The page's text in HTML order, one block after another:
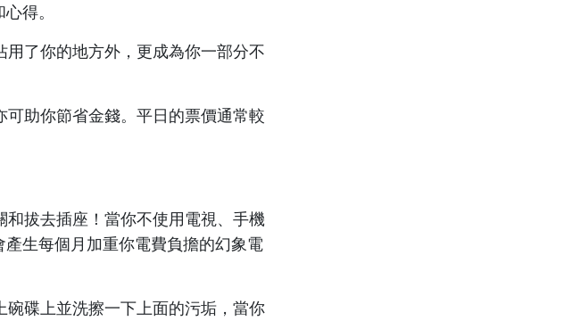
得。
了你的地方外，更成為你一部分不
助你節省金錢。平日的票價通常較
拔去插座！當你不使用電視、手機
生每個月加重你電費負擔的幻象電
碟上並洗擦一下上面的污垢，當你